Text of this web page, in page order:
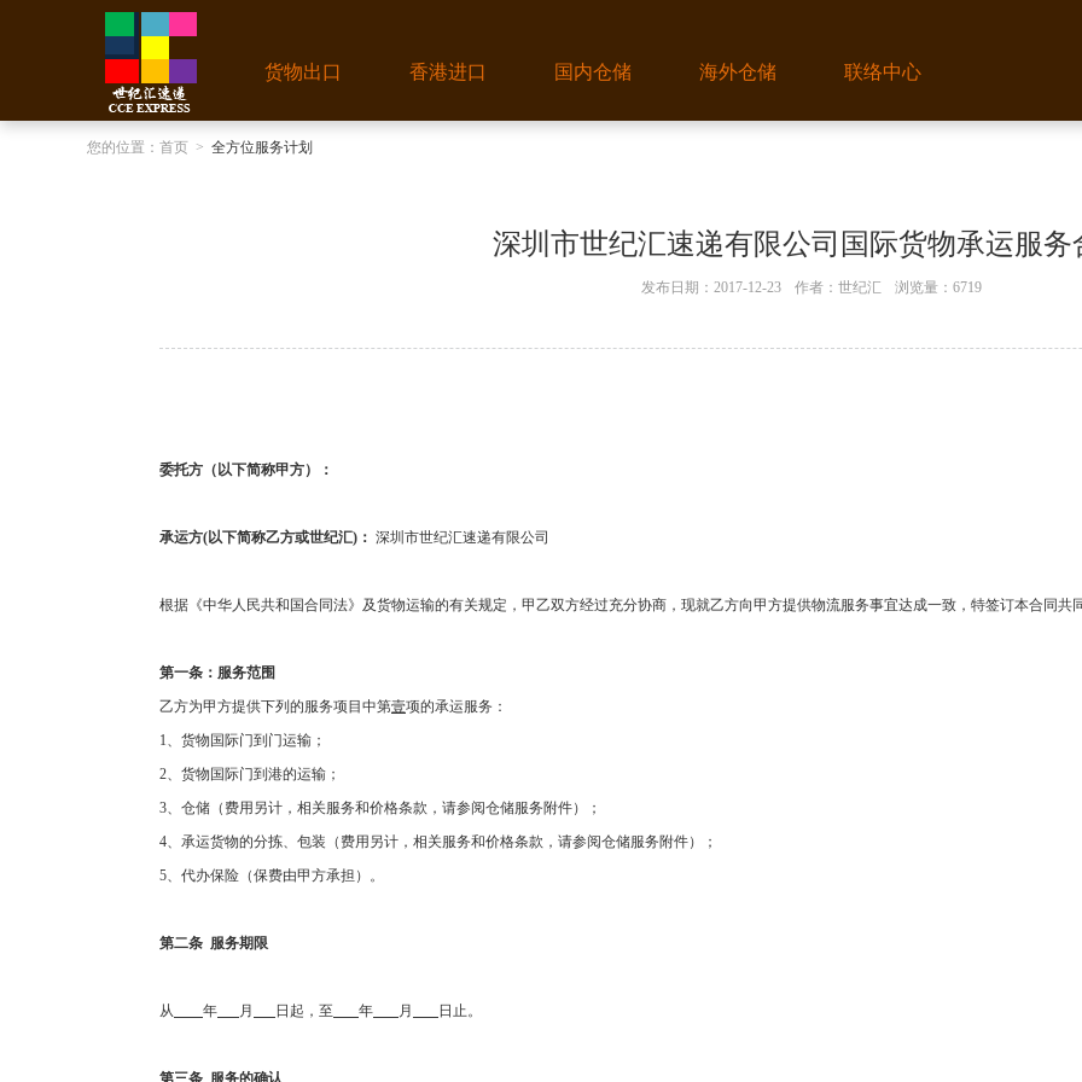
货物出口 香港进口 国内仓储 海外仓储 联络中心
您的位置： 首页 > 全方位服务计划
深圳市世纪汇速递有限公司国际货物承运服务
发布日期：2017-12-23 作者：世纪汇 浏览量：6719
委托方（以下简称甲方）：
承运方(以下简称乙方或世纪汇) ： 深圳市世纪汇速递有限公司
根据《中华人民共和国合同法》及货物运输的有关规定，甲乙双方经过充分协商，现就乙方向甲方提供物流服务事宜达成一致，特签订本合同共
第一条：服务范围
乙方为甲方提供下列的服务项目中第壹项的承运服务：
1、货物国际门到门运输；
2、货物国际门到港的运输；
3、仓储（费用另计，相关服务和价格条款，请参阅仓储服务附件）；
4、承运货物的分拣、包装（费用另计，相关服务和价格条款，请参阅仓储服务附件）；
5、代办保险（保费由甲方承担）。
第二条 服务期限
从 年 月 日起，至 年 月 日止。
第三条 服务的确认